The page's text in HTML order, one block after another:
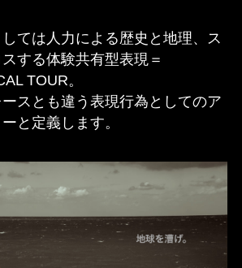
ては人力による歴史と地理、ス
する体験共有型表現＝
TOUR。
スとも違う表現行為としてのア
と定義します。